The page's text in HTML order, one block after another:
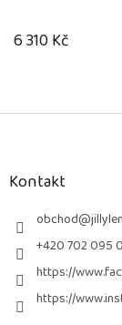
6 310 Kč
Z
Kontakt
obchod@
+420 702 095
https://
https://